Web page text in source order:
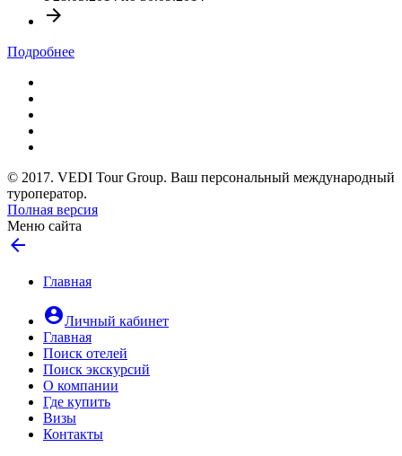
arrow_forward
Подробнее
© 2017. VEDI Tour Group. Ваш персональный международный
туроператор.
Полная версия
Меню сайта
arrow_back
Главная
account_circleЛичный кабинет
Главная
Поиск отелей
Поиск экскурсий
О компании
Где купить
Визы
Контакты